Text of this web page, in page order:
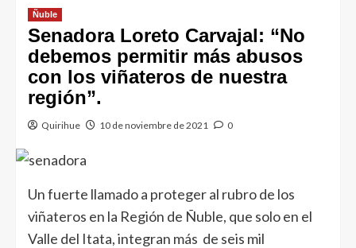
Ñuble
Senadora Loreto Carvajal: “No
debemos permitir más abusos
con los viñateros de nuestra
región”.
Quirihue 10 de noviembre de 2021 0
Un fuerte llamado a proteger al rubro de los
viñateros en la Región de Ñuble, que solo en el
Valle del Itata, integran más de seis mil